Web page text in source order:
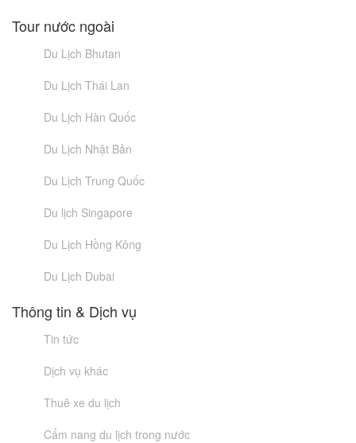
Tour nước ngoài
Du Lịch Bhutan
Du Lịch Thái Lan
Du Lịch Hàn Quốc
Du Lịch Nhật Bản
Du Lịch Trung Quốc
Du lịch Singapore
Du Lịch Hồng Kông
Du Lịch Dubai
Thông tin & Dịch vụ
Tin tức
Dịch vụ khác
Thuê xe du lịch
Cẩm nang du lịch trong nước